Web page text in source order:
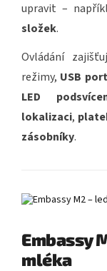
upravit –
složek.
Ovládání
režimy, USB
LED
lokalizaci,
zásobníky.
Embassy
mléka